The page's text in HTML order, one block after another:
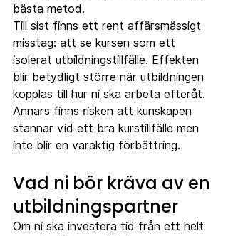
bästa metod.
Till sist finns ett rent affärsmässigt
misstag: att se kursen som ett
isolerat utbildningstillfälle. Effekten
blir betydligt större när utbildningen
kopplas till hur ni ska arbeta efteråt.
Annars finns risken att kunskapen
stannar vid ett bra kurstillfälle men
inte blir en varaktig förbättring.
Vad ni bör kräva av en
utbildningspartner
Om ni ska investera tid från ett helt